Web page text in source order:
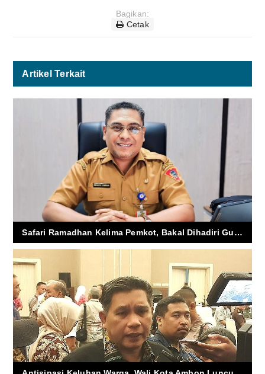
Bagikan:
Cetak
Artikel Terkait
Safari Ramadhan Kelima Pemkot, Bakal Dihadiri Gubernur Maluku